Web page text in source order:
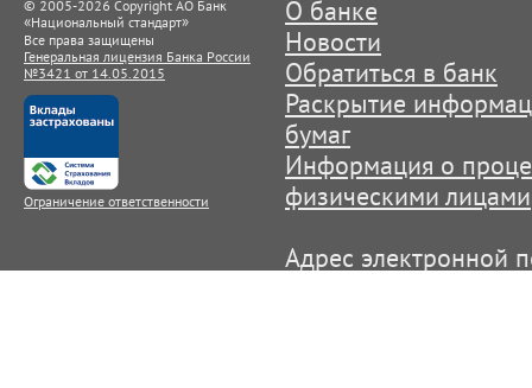
© 2005-2026 Copyright АО Банк
« Национальный стандарт»
Все права защищены
Генеральная лицензия Банка России
№3421 от 14.05.2015
Ограничение ответственности
О банке
Новости
Обратиться в банк
Раскрытие
бумаг
Информация о
физическими лицами
Адрес электронной